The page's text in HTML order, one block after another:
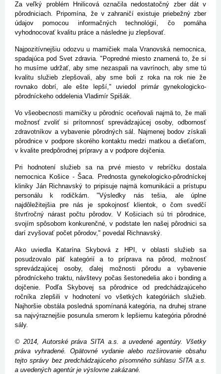
Za veľký problém Hnilicová označila nedostatočný zber dát v
pôrodniciach. Pripomína, že v zahraničí existuje priebežný zber
údajov pomocou informačných technológií, čo pomáha
vyhodnocovať kvalitu práce a následne ju zlepšovať.
Najpozitívnejšiu odozvu u mamičiek mala Vranovská nemocnica,
spadajúca pod Svet zdravia. "Popredné miesto znamená to, že si
ho musíme udržať, aby sme nezaspali na vavrínoch, aby sme tú
kvalitu služieb zlepšovali, aby sme boli z roka na rok nie že
rovnako dobrí, ale ešte lepší," uviedol primár gynekologicko-
pôrodníckeho oddelenia Vladimír Spišák.
Vo všeobecnosti mamičky u pôrodníc oceňovali najmä to, že mali
možnosť zvoliť si prítomnosť sprevádzajúcej osoby, odbornosť
zdravotníkov a vybavenie pôrodných sál. Najmenej bodov získali
pôrodnice v podpore skorého kontaktu medzi matkou a dieťaťom,
v kvalite predpôrodnej prípravy a v podpore dojčenia.
Pri hodnotení služieb sa na prvé miesto v rebríčku dostala
nemocnica Košice - Šaca. Prednosta gynekologicko-pôrodníckej
kliniky Ján Richnavský to pripisuje najmä komunikácii a prístupu
personálu k rodičkám. "Výsledky nás tešia, ale úplne
najdôležitejšia pre nás je spokojnosť klientok, o čom svedčí
štvrťročný nárast počtu pôrodov. V Košiciach sú tri pôrodnice,
svojím spôsobom konkurenčné, v podstate len našej pôrodnici sa
darí zvyšovať počet pôrodov," povedal Richnavský.
Ako uviedla Katarína Skybová z HPI, v oblasti služieb sa
posudzovalo päť kategórií a to príprava na pôrod, možnosť
sprevádzajúcej osoby, ďalej možnosti pôrodu a vybavenie
pôrodníckeho traktu, návštevy počas šestonedelia ako i bonding a
dojčenie. Podľa Skybovej sa pôrodnice od predchádzajúceho
ročníka zlepšili v hodnotení vo všetkých kategóriách služieb.
Najhoršie obstála posledná spomínaná kategória, na druhej strane
sa najvýraznejšie posunula smerom k lepšiemu kategória pôrodné
sály.
© 2014, Autorské práva SITA a.s. a uvedené agentúry. Všetky
práva vyhradené. Opätovné vydanie alebo rozširovanie obsahu
tejto správy bez predchádzajúceho písomného súhlasu SITA a.s.
a uvedených agentúr je výslovne zakázané.